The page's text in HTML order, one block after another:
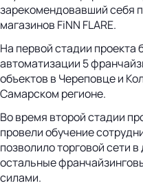
зарекомендовавший себя
магазинов FiNN FLARE.
На первой стадии проекта
автоматизации 5
объектов в Череповце и
Самарском регионе.
Во время второй стадии
провели обучение
позволило торговой сети
остальные
силами.